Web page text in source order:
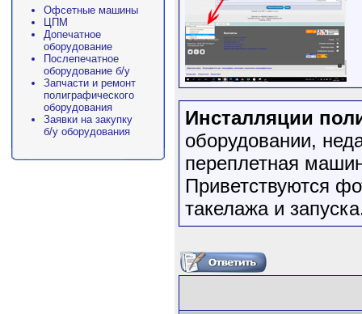
Офсетные машины
ЦПМ
Допечатное
оборудование
Послепечатное
оборудование б/у
Запчасти и ремонт
полиграфического
оборудования
Заявки на закупку
б/у оборудования
Инсталляции
оборудовании,
переплетная
Приветствуются
такелажа и